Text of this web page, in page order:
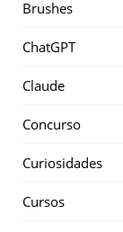
Brushes
ChatGPT
Claude
Concurso
Curiosidades
Cursos